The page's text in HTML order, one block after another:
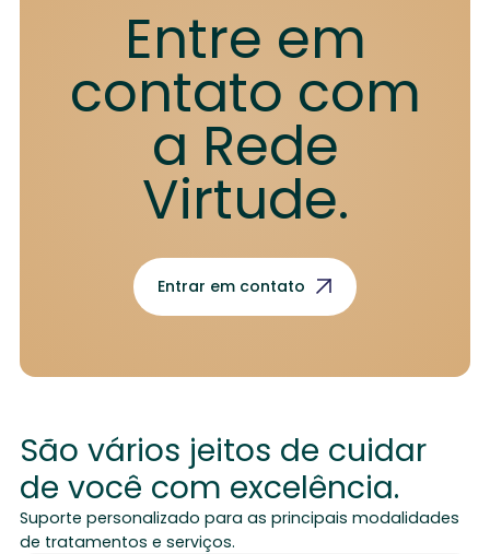
Entre em
contato com
a Rede
Virtude.
Entrar em contato
São vários jeitos de cuidar
de você com excelência.
Suporte personalizado para as principais modalidades
de tratamentos e serviços.